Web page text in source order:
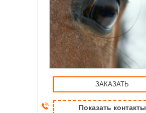
ЗАКАЗАТЬ
Показать контакты